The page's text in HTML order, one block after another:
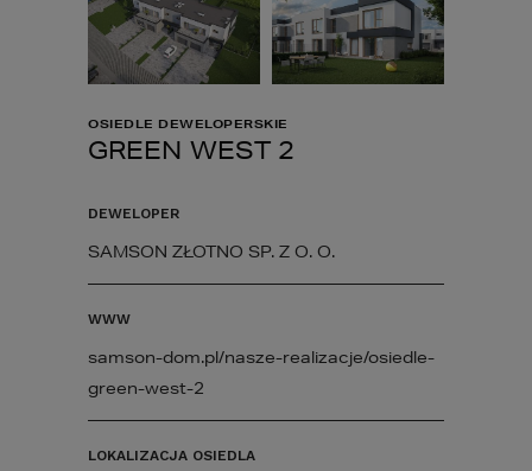
OSIEDLE DEWELOPERSKIE
GREEN WEST 2
DEWELOPER
SAMSON ZŁOTNO SP. Z O. O.
WWW
samson-dom.pl/nasze-realizacje/osiedle-
green-west-2
LOKALIZACJA OSIEDLA